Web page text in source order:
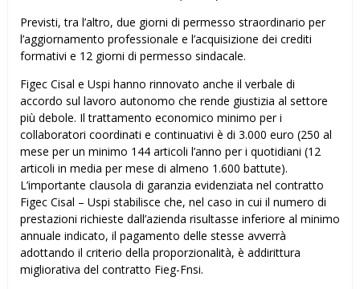
Previsti, tra l’altro, due giorni di permesso straordinario per
l’aggiornamento professionale e l’acquisizione dei crediti
formativi e 12 giorni di permesso sindacale.
Figec Cisal e Uspi hanno rinnovato anche il verbale di
accordo sul lavoro autonomo che rende giustizia al settore
più debole. Il trattamento economico minimo per i
collaboratori coordinati e continuativi è di 3.000 euro (250 al
mese per un minimo 144 articoli l’anno per i quotidiani (12
articoli in media per mese di almeno 1.600 battute).
L’importante clausola di garanzia evidenziata nel contratto
Figec Cisal – Uspi stabilisce che, nel caso in cui il numero di
prestazioni richieste dall’azienda risultasse inferiore al minimo
annuale indicato, il pagamento delle stesse avverrà
adottando il criterio della proporzionalità, è addirittura
migliorativa del contratto Fieg-Fnsi.